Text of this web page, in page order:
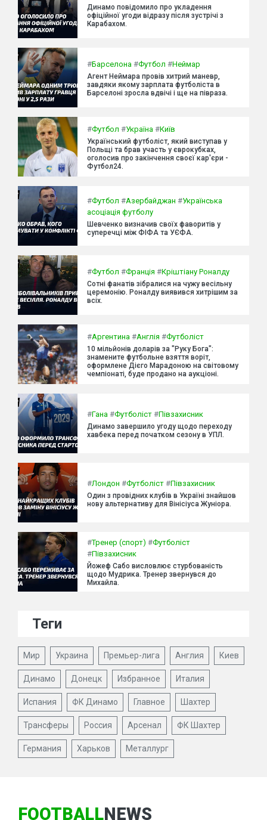
Динамо повідомило про укладення
офіційної угоди відразу після зустрічі з
Карабахом.
#Барселона #Футбол #Неймар
Агент Неймара провів хитрий маневр,
завдяки якому зарплата футболіста в
Барселоні зросла вдвічі і ще на півраза.
#Футбол #Україна #Київ
Український футболіст, який виступав у
Польщі та брав участь у єврокубках,
оголосив про закінчення своєї кар'єри -
Футбол24.
#Футбол #Азербайджан #Українська
асоціація футболу
Шевченко визначив своїх фаворитів у
суперечці між ФІФА та УЄФА.
#Футбол #Франція #Кріштіану Роналду
Сотні фанатів зібралися на чужу весільну
церемонію. Роналду виявився хитрішим за
всіх.
#Аргентина #Англія #Футболіст
10 мільйонів доларів за "Руку Бога":
знамените футбольне взяття воріт,
оформлене Дієго Марадоною на світовому
чемпіонаті, буде продано на аукціоні.
#Гана #Футболіст #Півзахисник
Динамо завершило угоду щодо переходу
хавбека перед початком сезону в УПЛ.
#Лондон #Футболіст #Півзахисник
Один з провідних клубів в Україні знайшов
нову альтернативу для Вінісіуса Жуніора.
#Тренер (спорт) #Футболіст
#Півзахисник
Йожеф Сабо висловлює стурбованість
щодо Мудрика. Тренер звернувся до
Михайла.
Теги
Мир Украина Премьер-лига Англия Киев
Динамо Донецк Избранное Италия
Испания ФК Динамо Главное Шахтер
Трансферы Россия Арсенал ФК Шахтер
Германия Харьков Металлург
FOOTBALLNEWS